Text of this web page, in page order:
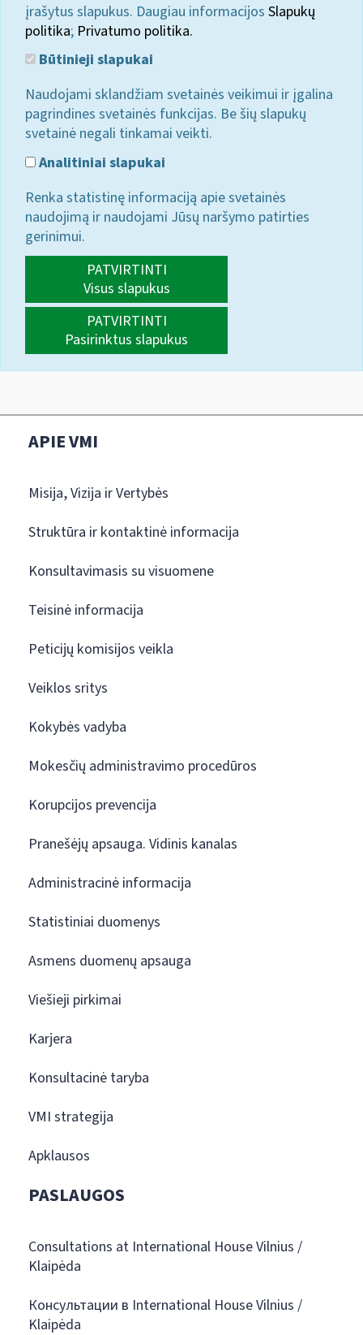
įrašytus slapukus. Daugiau informacijos Slapukų
politika; Privatumo politika.
Būtinieji slapukai
Naudojami sklandžiam svetainės veikimui ir įgalina
pagrindines svetainės funkcijas. Be šių slapukų
svetainė negali tinkamai veikti.
Analitiniai slapukai
Renka statistinę informaciją apie svetainės
naudojimą ir naudojami Jūsų naršymo patirties
gerinimui.
PATVIRTINTI
Visus slapukus
PATVIRTINTI
Pasirinktus slapukus
APIE VMI
Misija, Vizija ir Vertybės
Struktūra ir kontaktinė informacija
Konsultavimasis su visuomene
Teisinė informacija
Peticijų komisijos veikla
Veiklos sritys
Kokybės vadyba
Mokesčių administravimo procedūros
Korupcijos prevencija
Pranešėjų apsauga. Vidinis kanalas
Administracinė informacija
Statistiniai duomenys
Asmens duomenų apsauga
Viešieji pirkimai
Karjera
Konsultacinė taryba
VMI strategija
Apklausos
PASLAUGOS
Consultations at International House Vilnius /
Klaipėda
Консультации в International House Vilnius /
Klaipėda